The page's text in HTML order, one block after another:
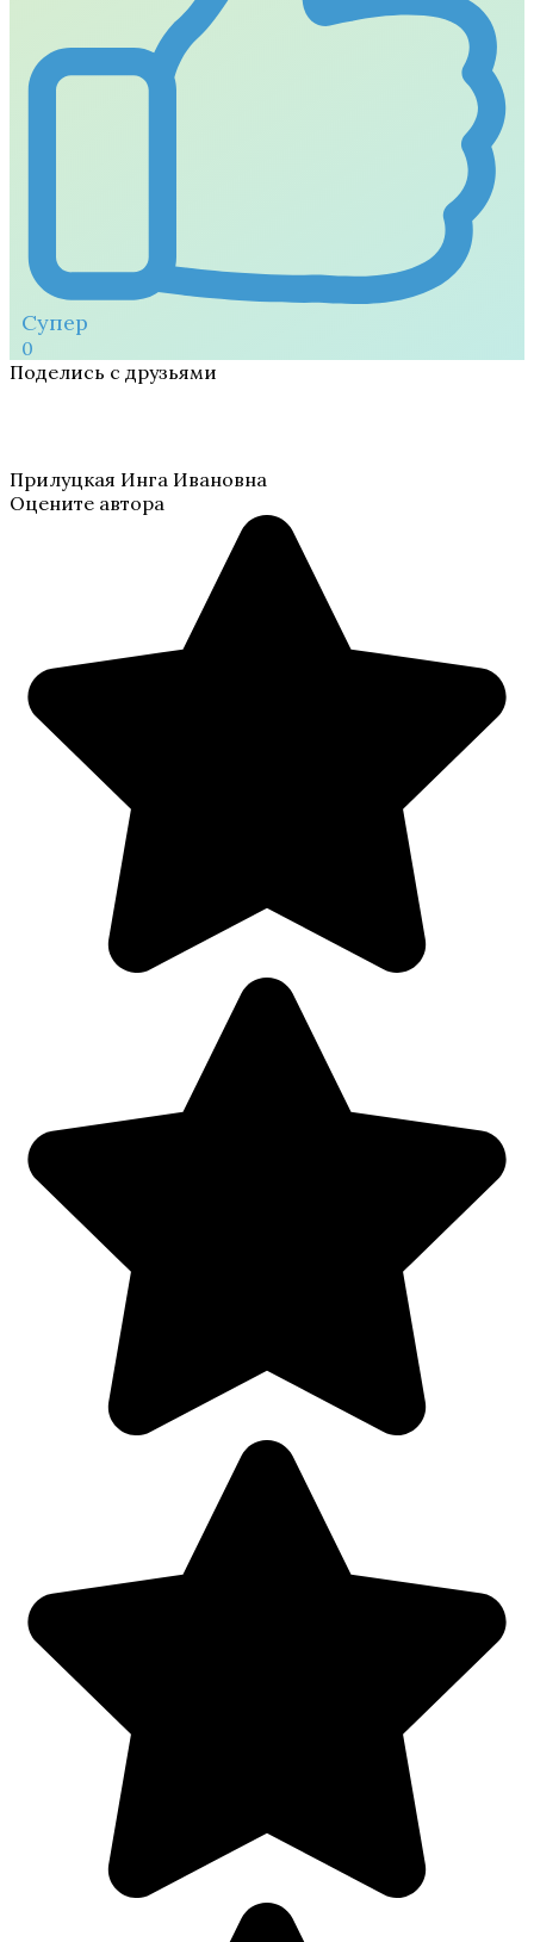
Супер
0
Поделись с друзьями
Прилуцкая Инга Ивановна
Оцените автора